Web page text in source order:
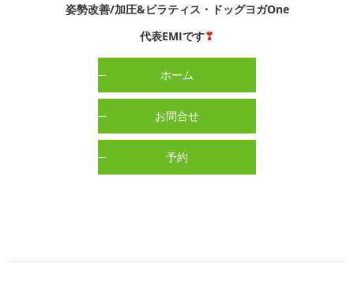
姿勢改善/加圧&ピラティス・ドッグヨガOne
代表EMIです❣
ホーム
お問合せ
予約